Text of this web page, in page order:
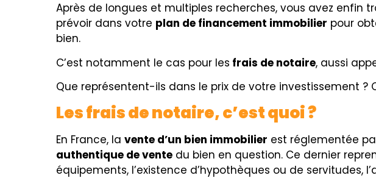
Après de longues et multiples recherches, vous avez enfin
prévoir dans votre plan de financement immobilier pour
bien.
C’est notamment le cas pour les frais de notaire, aussi
Que représentent-ils dans le prix de votre investissement
Les frais de notaire, c’est quoi ?
En France, la vente d’un bien immobilier est réglementée
authentique de vente du bien en question. Ce dernier
équipements, l’existence d’hypothèques ou de servitudes,